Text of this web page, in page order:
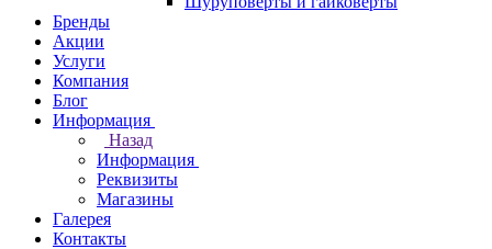
Бренды
Акции
Услуги
Компания
Блог
Информация
Назад
Информация
Реквизиты
Магазины
Галерея
Контакты